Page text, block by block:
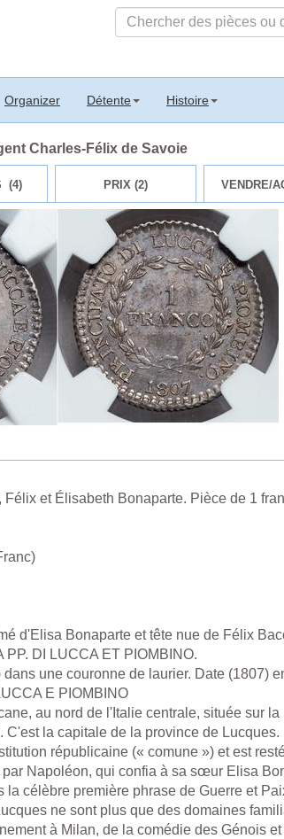
Organizer Détente Histoire
Charles-Félix de Savoie
(4) PRIX (2) VENDRE/
et Élisabeth Bonaparte. Pièce de 1
d'Elisa Bonaparte et tête nue de Félix
DI LUCCA ET PIOMBINO.
une couronne de laurier. Date (1807)
E PIOMBINO
au nord de l'Italie centrale, située sur
C'est la capitale de la province de
républicaine (« comune ») et est
Napoléon, qui confia à sa sœur Elisa
la célèbre première phrase de Guerre et
ne sont plus que des domaines
à Milan, de la comédie des Génois